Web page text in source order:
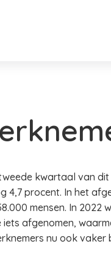
kwartaal van
4,7 procent. In het
mensen. In 2022
iets afgenomen,
nu ook vaker